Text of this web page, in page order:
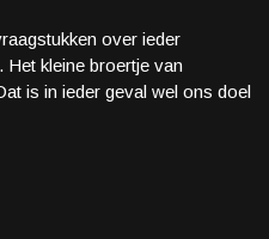
over ieder
kleine broertje van
is in ieder geval wel ons doel